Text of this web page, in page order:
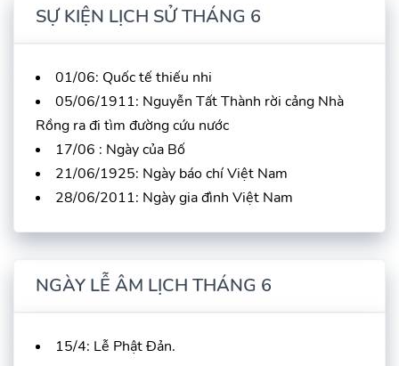
SỰ KIỆN LỊCH SỬ THÁNG 6
01/06: Quốc tế thiếu nhi
05/06/1911: Nguyễn Tất Thành rời cảng Nhà
Rồng ra đi tìm đường cứu nước
17/06 : Ngày của Bố
21/06/1925: Ngày báo chí Việt Nam
28/06/2011: Ngày gia đình Việt Nam
NGÀY LỄ ÂM LỊCH THÁNG 6
15/4: Lễ Phật Đản.